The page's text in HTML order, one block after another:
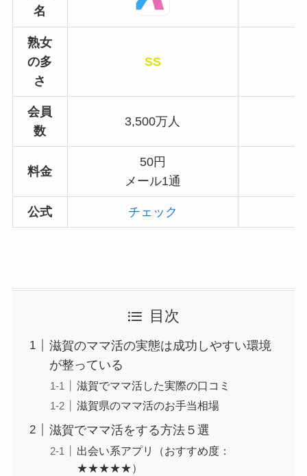
名
熟女
の多
さ
SS
会員
数
3,500万人
料金
50円
メール1通
公式 チェック
目次
滋賀のママ活の実態は成功しやすい環境
が整っている
滋賀でママ活した実際の口コミ
滋賀県のママ活のお手当相場
滋賀でママ活をする方法５選
出会い系アプリ（おすすめ度：
★★★★★）